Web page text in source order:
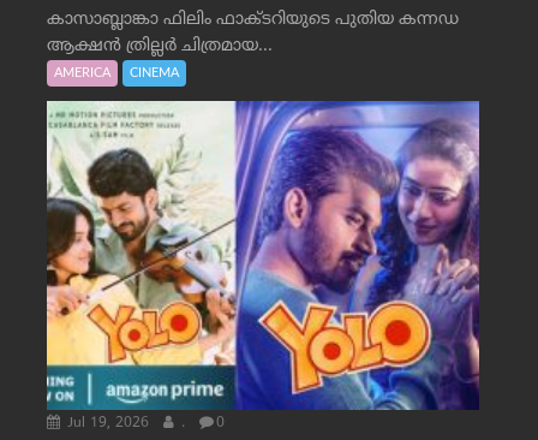
കാസാബ്ലാങ്കാ ഫിലിം ഫാക്ടറിയുടെ പുതിയ കന്നഡ
ആക്ഷൻ ത്രില്ലർ ചിത്രമായ...
AMERICA CINEMA
Jul 19, 2026 . 0